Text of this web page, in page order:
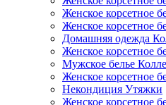
Женское корсетное
Женское корсетное
Домашняя одежда
Женское корсетное
Мужское белье
Женское корсетное
Некондиция Утяжки
Женское корсетное